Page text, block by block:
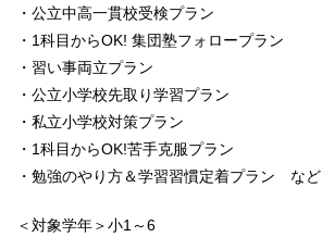
・公立中高一貫校受検プラン
・1科目からOK! 集団塾フォロープラン
・習い事両立プラン
・公立小学校先取り学習プラン
・私立小学校対策プラン
・1科目からOK!苦手克服プラン
・勉強のやり方＆学習習慣定着プラン など
＜対象学年＞小1～6